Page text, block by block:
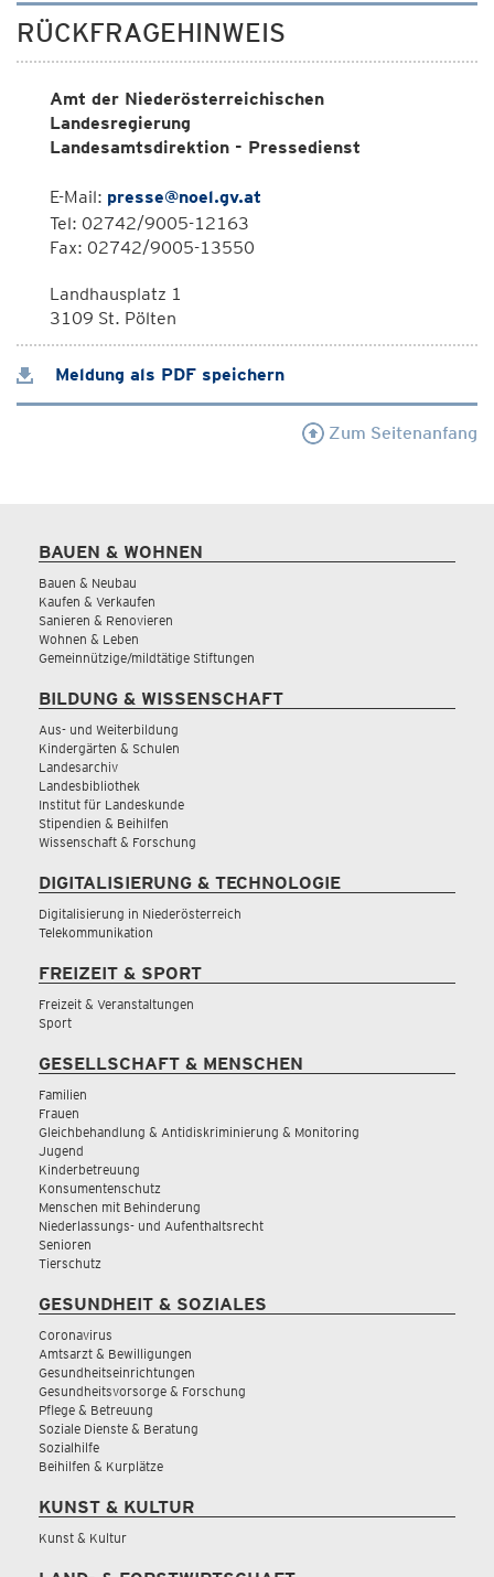
RÜCKFRAGEHINWEIS
Amt der Niederösterreichischen
Landesregierung
Landesamtsdirektion - Pressedienst
E-Mail: presse@noel.gv.at
Tel: 02742/9005-12163
Fax: 02742/9005-13550
Landhausplatz 1
3109 St. Pölten
Meldung als PDF speichern
Zum Seitenanfang
BAUEN & WOHNEN
Bauen & Neubau
Kaufen & Verkaufen
Sanieren & Renovieren
Wohnen & Leben
Gemeinnützige/mildtätige Stiftungen
BILDUNG & WISSENSCHAFT
Aus- und Weiterbildung
Kindergärten & Schulen
Landesarchiv
Landesbibliothek
Institut für Landeskunde
Stipendien & Beihilfen
Wissenschaft & Forschung
DIGITALISIERUNG & TECHNOLOGIE
Digitalisierung in Niederösterreich
Telekommunikation
FREIZEIT & SPORT
Freizeit & Veranstaltungen
Sport
GESELLSCHAFT & MENSCHEN
Familien
Frauen
Gleichbehandlung & Antidiskriminierung & Monitoring
Jugend
Kinderbetreuung
Konsumentenschutz
Menschen mit Behinderung
Niederlassungs- und Aufenthaltsrecht
Senioren
Tierschutz
GESUNDHEIT & SOZIALES
Coronavirus
Amtsarzt & Bewilligungen
Gesundheitseinrichtungen
Gesundheitsvorsorge & Forschung
Pflege & Betreuung
Soziale Dienste & Beratung
Sozialhilfe
Beihilfen & Kurplätze
KUNST & KULTUR
Kunst & Kultur